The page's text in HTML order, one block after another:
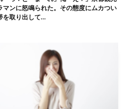
マンに怒鳴られた。その態度にムカつい
を取り出して…